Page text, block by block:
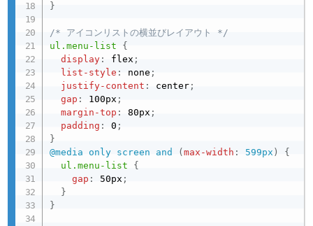
}
/* アイコンリストの横並びレイアウト */
ul.menu-list
{
display : flex ;
list-style : none ;
justify-content : center ;
gap : 100px ;
margin-top : 80px ;
padding : 0 ;
}
@media only screen and (max-width : 599px )
{
ul.menu-list
{
gap : 50px ;
}
}